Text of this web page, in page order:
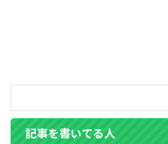
記事を書いてる人